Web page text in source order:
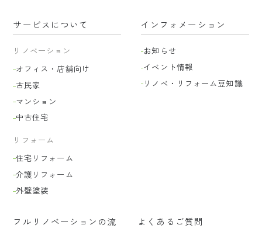
サービスについて
リノベーション
オフィス・店舗向け
古民家
マンション
中古住宅
リフォーム
住宅リフォーム
介護リフォーム
外壁塗装
インフォメーション
お知らせ
イベント情報
リノベ・リフォーム豆知識
フルリノベーションの流
よくあるご質問